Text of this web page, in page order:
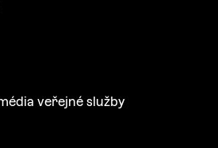
veřejné služby